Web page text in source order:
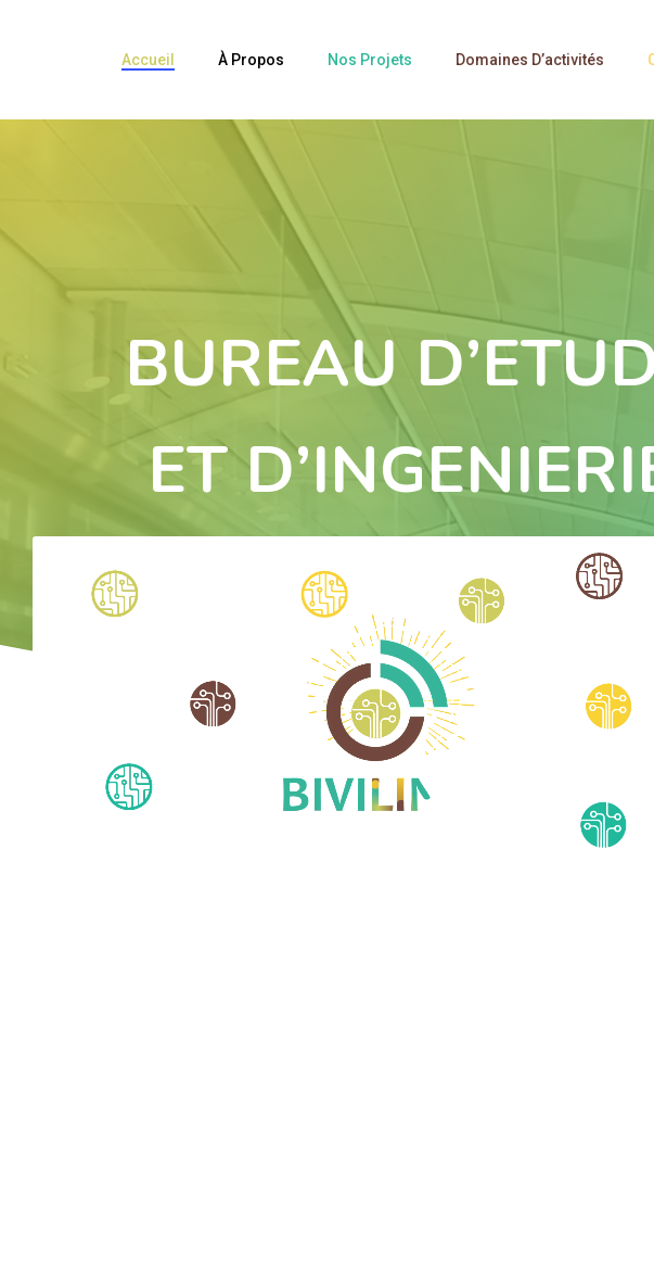
Accueil À Propos Nos Projets Domaines D’activités
BUREAU
ET